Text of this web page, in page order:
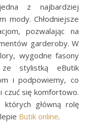
z najbardziej
mody. Chłodniejsze
pozwalając na
garderoby. W
wygodne fasony
stylistką eButik
i podpowiemy, co
czuć się komfortowo.
główną rolę
Butik online.